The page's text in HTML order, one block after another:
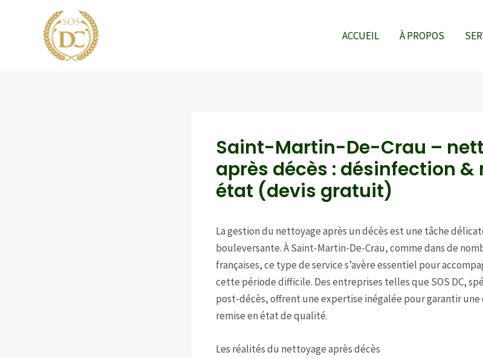
ACCUEIL À PROPOS
Saint-Martin-De-Crau –
après décès : désinfection &
état (devis gratuit)
La gestion du nettoyage après un décès est une tâche
bouleversante. À Saint-Martin-De-Crau, comme dans de
françaises, ce type de service s’avère essentiel pour
cette période difficile. Des entreprises telles que SOS DC,
post-décès, offrent une expertise inégalée pour garantir
remise en état de qualité.
Les réalités du nettoyage après décès